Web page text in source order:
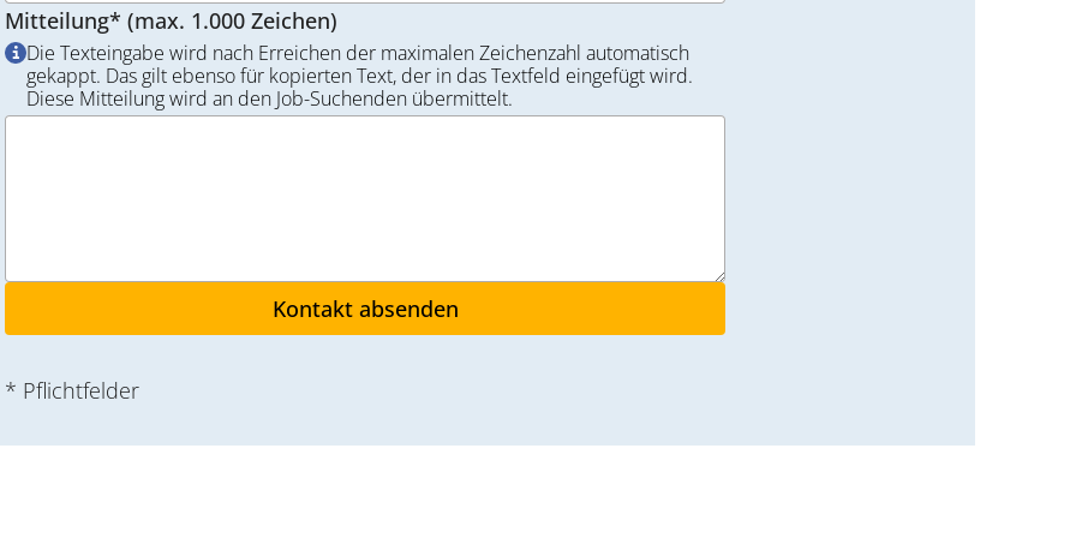
Die Texteingabe wird nach Erreichen der maximalen Zeichenzahl automatisch
gekappt. Das gilt ebenso für kopierten Text, der in das Textfeld eingefügt wird.
Diese Mitteilung wird an den Job-Suchenden übermittelt.
Mitteilung* (max. 1.000 Zeichen)
* Pflichtfelder